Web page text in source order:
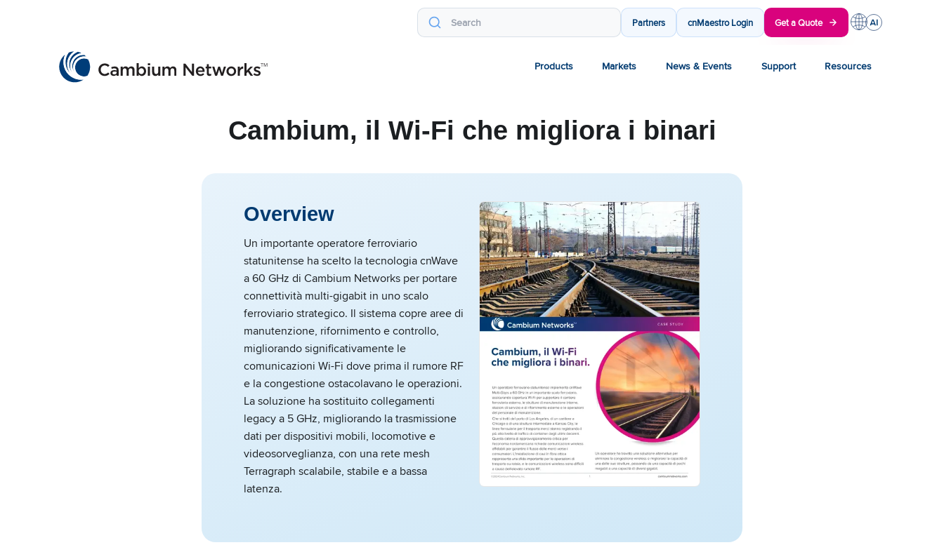
Partners cnMaestro Login Get a Quote
Products Markets News & Events Support Resources
Cambium, il Wi-Fi che migliora i binari
Overview
Un importante operatore ferroviario
statunitense ha scelto la tecnologia cnWave
a 60 GHz di Cambium Networks per portare
connettività multi-gigabit in uno scalo
ferroviario strategico. Il sistema copre aree di
manutenzione, rifornimento e controllo,
migliorando significativamente le
comunicazioni Wi-Fi dove prima il rumore RF
e la congestione ostacolavano le operazioni.
La soluzione ha sostituito collegamenti
legacy a 5 GHz, migliorando la trasmissione
dati per dispositivi mobili, locomotive e
videosorveglianza, con una rete mesh
Terragraph scalabile, stabile e a bassa
latenza.